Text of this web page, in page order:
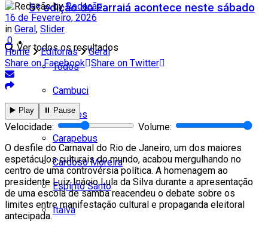
5ª edição do Farraiá acontece neste sábado
Cidades
Todos
Cambuci
Campos
Carapebus
Cardoso Moreira
Espírito Santo
Italva
Ver todos os resultados
by Redação
16 de Fevereiro, 2026
in Geral, Slider
0
Home
Editorias
Geral
Share on Facebook Share on Twitter
▶️ Play ⏸️ Pause
Velocidade:
Volume:
O desfile do Carnaval do Rio de Janeiro, um dos maiores
espetáculos culturais do mundo, acabou mergulhando no
centro de uma controvérsia política. A homenagem ao
presidente Luiz Inácio Lula da Silva durante a apresentação
de uma escola de samba reacendeu o debate sobre os
limites entre manifestação cultural e propaganda eleitoral
antecipada.